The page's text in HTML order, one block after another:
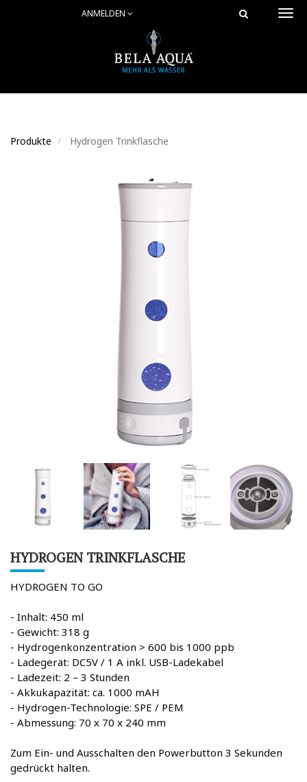
ANMELDEN
Produkte Hydrogen Trinkflasche
HYDROGEN TRINKFLASCHE
HYDROGEN TO GO
- Inhalt: 450 ml
- Gewicht: 318 g
- Hydrogenkonzentration > 600 bis 1000 ppb
- Ladegerät: DC5V / 1 A inkl. USB-Ladekabel
- Ladezeit: 2 – 3 Stunden
- Akkukapazität: ca. 1000 mAH
- Hydrogen-Technologie: SPE / PEM
- Abmessung: 70 x 70 x 240 mm
Zum Ein- und Ausschalten den Powerbutton 3 Sekunden
gedrückt halten.